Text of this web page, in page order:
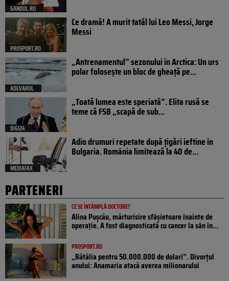
GANDUL.RO
PROSPORT.RO
Ce dramă! A murit tatăl lui Leo Messi, Jorge
Messi
ADEVARUL
„Antrenamentul” sezonului în Arctica: Un urs
polar folosește un bloc de gheață pe...
DIGI24
„Toată lumea este speriată”. Elita rusă se
teme că FSB „scapă de sub...
MEDIAFAX
Adio drumuri repetate după țigări ieftine în
Bulgaria. România limitează la 40 de...
PARTENERI
CE SE ÎNTÂMPLĂ DOCTORE?
Alina Pușcău, mărturisire sfâșietoare înainte de
operație. A fost diagnosticată cu cancer la sân în...
PROSPORT.RO
„Bătălia pentru 50.000.000 de dolari”. Divorțul
anului: Anamaria atacă averea milionarului